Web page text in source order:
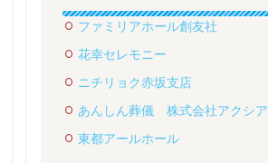
ファミリアホール創友社
花幸セレモニー
ニチリョク赤坂支店
あんしん葬儀 株式会社アクシア
東都アールホール